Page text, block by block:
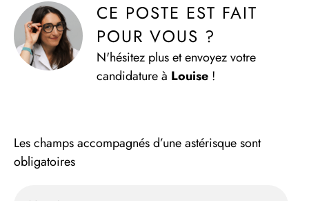
CE POSTE EST FAIT
POUR VOUS ?
N'hésitez plus et envoyez votre
candidature à Louise !
Les champs accompagnés d’une astérisque sont
obligatoires